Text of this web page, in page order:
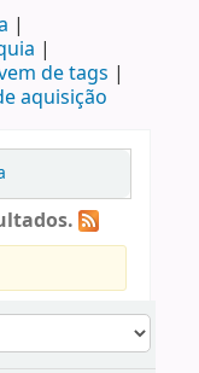
de tags
aquisição